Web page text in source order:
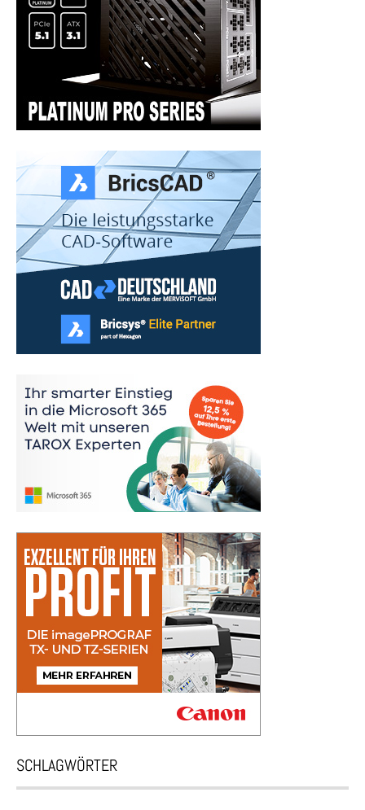
SCHLAGWÖRTER